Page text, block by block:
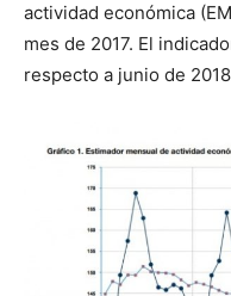
actividad económica
mes de 2017. El
respecto a junio de